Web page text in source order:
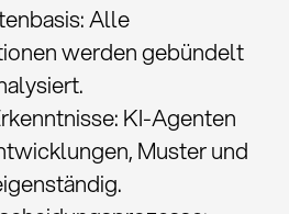
Alle
werden gebündelt
KI-Agenten
Muster und